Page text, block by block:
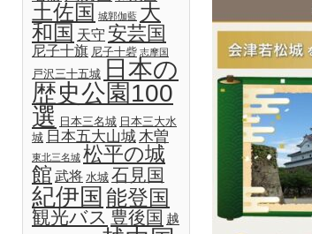
土佐国 城郭伽藍 大
和国 天守 安芸国
尼子十旗 尼子十砦 志摩国
戸沢三十五城 日本の
歴史公園100
選 日本三名城 日本三大水
城 日本五大山城木曽
東北三名城 松平の城
館 武将 水城 石見国
紀伊国 能登国
観光バス 豊後国 越